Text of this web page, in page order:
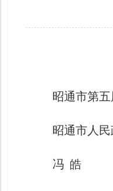
昭通市第
昭通市人
冯 皓